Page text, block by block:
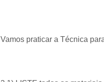
Vamos praticar a Técnica